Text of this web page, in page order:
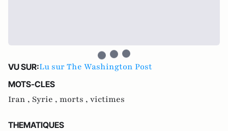
VU SUR:Lu sur The Washington Post
MOTS-CLES
Iran , Syrie , morts , victimes
THEMATIQUES